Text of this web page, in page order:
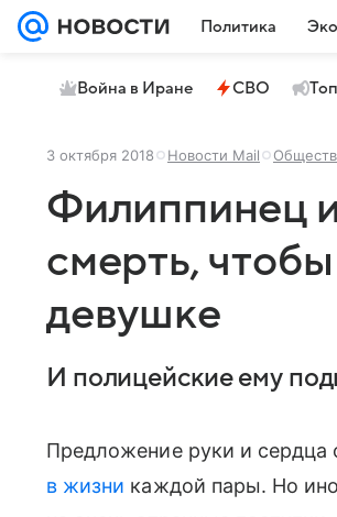
Политика
Война в Иране СВО
3 октября 2018 Новости Mail
Филиппинец
смерть,
девушке
И полицейские ему
Предложение руки и
в жизни каждой пары. Но